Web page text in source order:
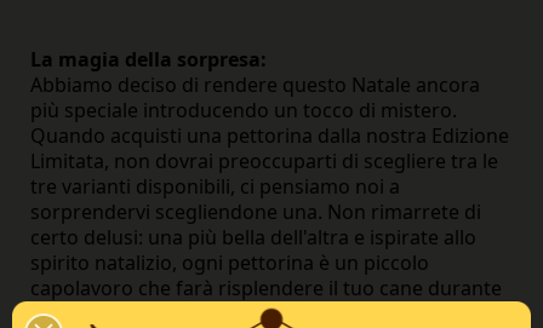
La magia della sorpresa:
Abbiamo deciso di rendere questo Natale ancora
più speciale introducendo un tocco di mistero.
Quando acquisti una pettorina dalla nostra Edizione
Limitata, non dovrai preoccuparti di scegliere tra le
tre varianti disponibili, ci pensiamo noi a
sorprendervi scegliendone una. Non rimarrete di
certo delusi: una più bella dell'altra e ispirate allo
spirito natalizio, ogni pettorina è un piccolo
capolavoro che farà risplendere il tuo cane durante
le festività.